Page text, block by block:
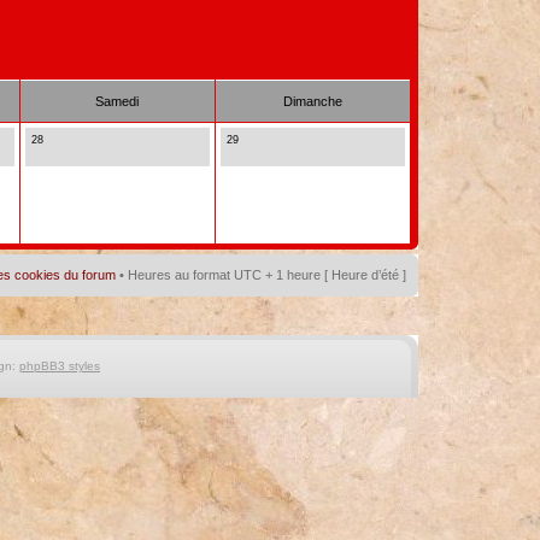
Samedi Dimanche
28 29
cookies du forum • Heures au format UTC + 1 heure [ Heure d’été ]
phpBB3 styles